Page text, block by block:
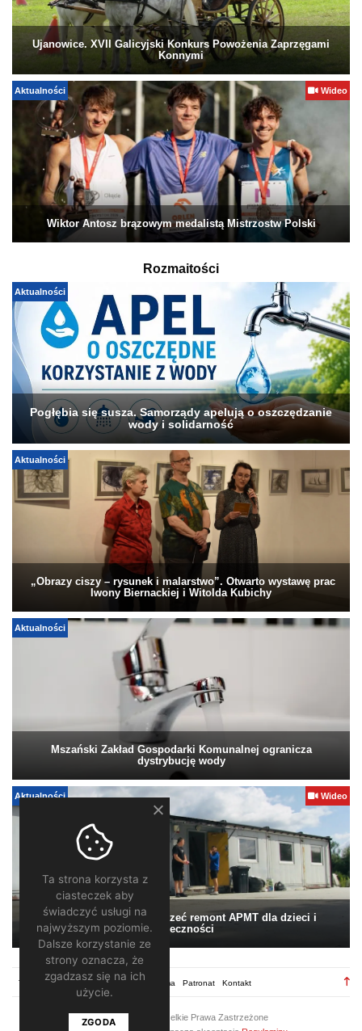
Ujanowice. XVII Galicyjski Konkurs Powożenia Zaprzęgami
Konnymi
Aktualności Wideo
Wiktor Antosz brązowym medalistą Mistrzostw Polski
Rozmaitości
Aktualności
Pogłębia się susza. Samorządy apelują o oszczędzanie
wody i solidarność
Aktualności
„Obrazy ciszy – rysunek i malarstwo”. Otwarto wystawę prac
Iwony Biernackiej i Witolda Kubichy
Aktualności
Mszański Zakład Gospodarki Komunalnej ogranicza
dystrybucję wody
Aktualności Wideo
Pomagamy. Warto wesprzeć remont APMT dla dzieci i
społeczności
Regulamin Redakcja Reklama Patronat Kontakt
2026 ©
/ Wszelkie Prawa Zastrzeżone
Ta strona korzysta z
ciasteczek aby
świadczyć usługi na
najwyższym poziomie.
Dalsze korzystanie ze
strony oznacza, że
zgadzasz się na ich
użycie.
ZGODA